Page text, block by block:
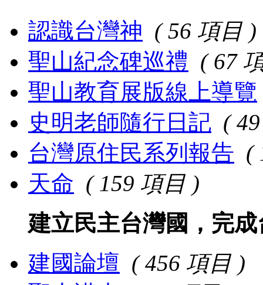
認識台灣神 ( 56 項目 )
聖山紀念碑巡禮 ( 67
聖山教育展版線上導覽
史明老師隨行日記 (
台灣原住民系列報告 (
天命 ( 159 項目 )
建立民主台灣國， 完
建國論壇 ( 456 項目 )